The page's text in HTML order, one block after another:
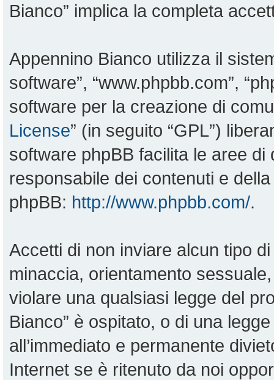
Bianco” implica la completa
Appennino Bianco utilizza il
software”, “www.phpbb.com”,
software per la creazione di
License” (in seguito “GPL”)
software phpBB facilita le aree
responsabile dei contenuti e
phpBB: http://www.phpbb.com/.
Accetti di non inviare alcun tipo
minaccia, orientamento
violare una qualsiasi legge del
Bianco” è ospitato, o di una
all’immediato e permanente
Internet se è ritenuto da noi